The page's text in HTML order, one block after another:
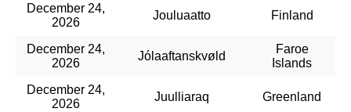
December 24,
2026
Jouluaatto Finland
December 24,
2026
Jólaaftanskvøld
Faroe
Islands
December 24,
2026
Juulliaraq Greenland